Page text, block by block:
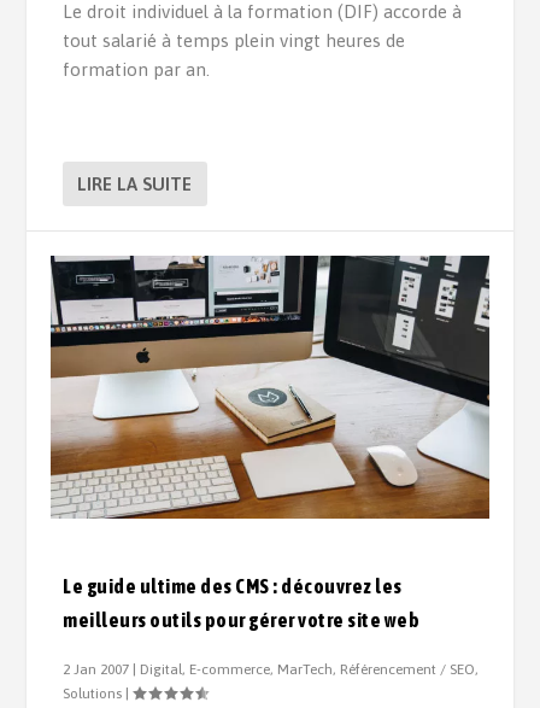
Le droit individuel à la formation (DIF) accorde à
tout salarié à temps plein vingt heures de
formation par an.
LIRE LA SUITE
Le guide ultime des CMS : découvrez les
meilleurs outils pour gérer votre site web
2 Jan 2007 Digital, E-commerce, MarTech, Référencement / SEO,
Solutions |